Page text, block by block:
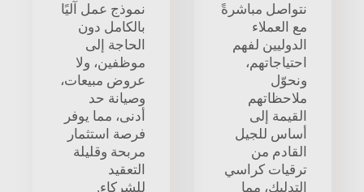
نتواصل مباشرةً
مع العملاء
الدوليين لفهم
احتياجاتهم،
ونحوّل
ملاحظاتهم
القيمة إلى
أساس للجيل
القادم من
ترقيات كراسي
التدليك، مما
نموذج عمل آليًا
بالكامل دون
الحاجة إلى
موظفين، ولا
عروض مبيعات،
وصيانة حد
أدنى، مما يوفر
فرصة استثمار
مربحة وقليلة
التعقيد
للشركاء.